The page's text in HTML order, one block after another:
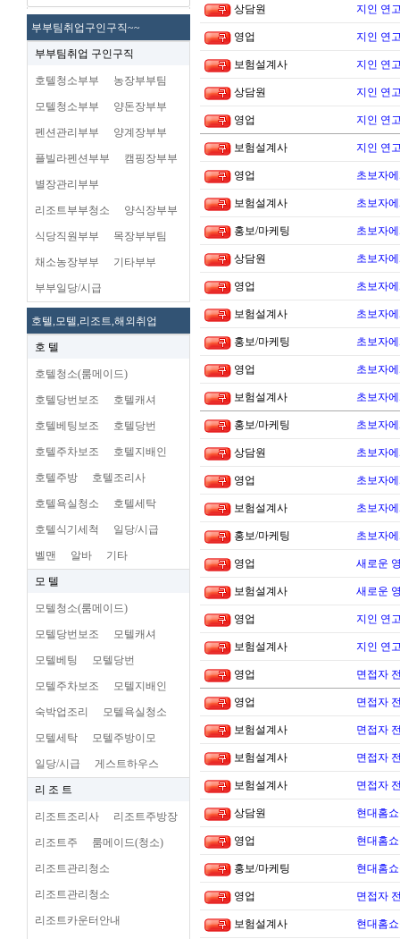
부부팀취업구인구직~~
부부팀취업 구인구직
호텔청소부부 농장부부팀
모텔청소부부 양돈장부부
펜션관리부부 양계장부부
플빌라펜션부부 캠핑장부부
별장관리부부
리조트부부청소 양식장부부
식당직원부부 목장부부팀
채소농장부부 기타부부
부부일당/시급
호텔,모텔,리조트,해외취업
호 텔
호텔청소(룸메이드)
호텔당번보조 호텔캐셔
호텔베팅보조 호텔당번
호텔주차보조 호텔지배인
호텔주방 호텔조리사
호텔욕실청소 호텔세탁
호텔식기세척 일당/시급
벨맨 알바 기타
모 텔
모텔청소(룸메이드)
모텔당번보조 모텔캐셔
모텔베팅 모텔당번
모텔주차보조 모텔지배인
숙박업조리 모텔욕실청소
모텔세탁 모텔주방이모
일당/시급 게스트하우스
리 조 트
리조트조리사 리조트주방장
리조트주 룸메이드(청소)
리조트관리청소
리조트관리청소
리조트카운터안내
상담원 지인 연
영업 지인 연
보험설계사 지인 연
상담원 지인 연
영업 지인 연
보험설계사 지인 연
영업 초보자
보험설계사 초보자
홍보/마케팅 초보자
상담원 초보자
영업 초보자
보험설계사 초보자
홍보/마케팅 초보자
영업 초보자
보험설계사 초보자
홍보/마케팅 초보자
상담원 초보자
영업 초보자
보험설계사 초보자
홍보/마케팅 초보자
영업 새로운
보험설계사 새로운
영업 지인 연
보험설계사 지인 연
영업 면접자
영업 면접자
보험설계사 면접자
보험설계사 면접자
보험설계사 면접자
상담원 현대홈
영업 현대홈
홍보/마케팅 현대홈
영업 면접자
보험설계사 현대홈